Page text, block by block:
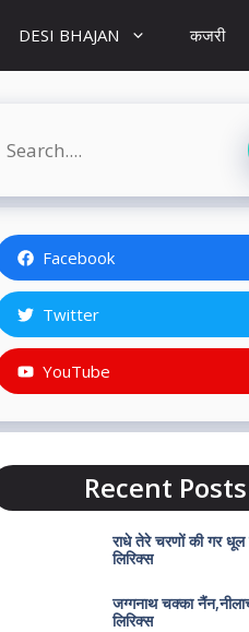
DESI BHAJAN कजरी
Search
Facebook
Twitter
YouTube
Recent Posts
राधे तेरे चरणों की गर धूल
लिरिक्स
जग्गनाथ चक्का
लिरिक्स